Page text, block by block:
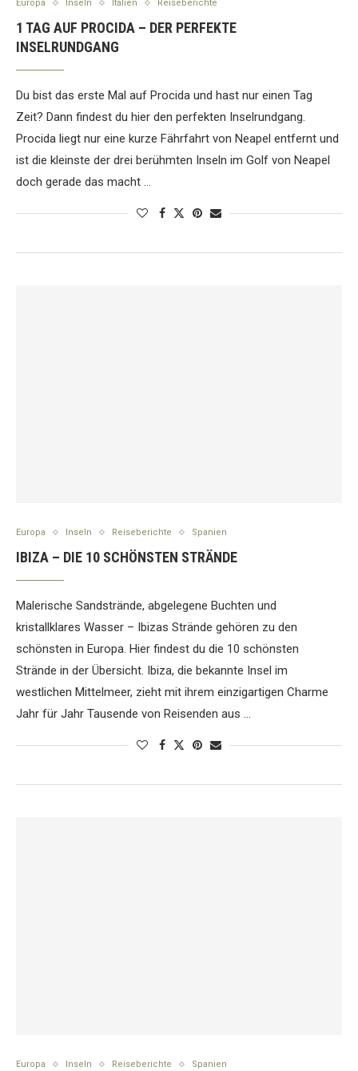
Europa Inseln Italien Reiseberichte
1 TAG AUF PROCIDA – DER PERFEKTE
INSELRUNDGANG
Du bist das erste Mal auf Procida und hast nur einen Tag
Zeit? Dann findest du hier den perfekten Inselrundgang.
Procida liegt nur eine kurze Fährfahrt von Neapel entfernt und
ist die kleinste der drei berühmten Inseln im Golf von Neapel
doch gerade das macht …
Europa Inseln Reiseberichte Spanien
IBIZA – DIE 10 SCHÖNSTEN STRÄNDE
Malerische Sandstrände, abgelegene Buchten und
kristallklares Wasser – Ibizas Strände gehören zu den
schönsten in Europa. Hier findest du die 10 schönsten
Strände in der Übersicht. Ibiza, die bekannte Insel im
westlichen Mittelmeer, zieht mit ihrem einzigartigen Charme
Jahr für Jahr Tausende von Reisenden aus …
Europa Inseln Reiseberichte Spanien